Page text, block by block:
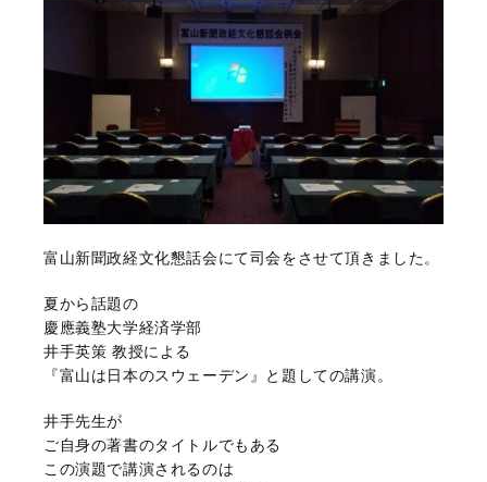
富山新聞政経文化懇話会にて司会をさせて頂きました。
夏から話題の
慶應義塾大学経済学部
井手英策 教授による
『富山は日本のスウェーデン』と題しての講演。
井手先生が
ご自身の著書のタイトルでもある
この演題で講演されるのは